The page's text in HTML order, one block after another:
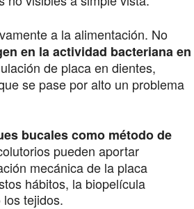
a la alimentación. No
en la actividad bacteriana en
de placa en dientes,
se pase por alto un problema
bucales como método de
pueden aportar
mecánica de la placa
hábitos, la biopelícula
tejidos.